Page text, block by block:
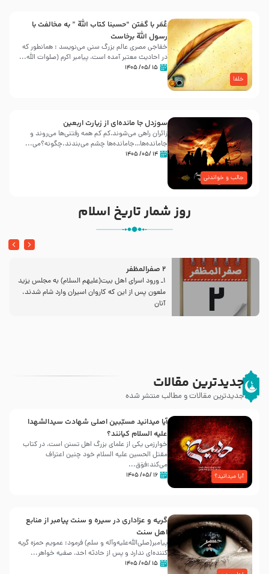
خلفا
عُمَر با گفتن “حسبنا كتاب اللّه ” به مخالفت با
رسول اللّه برخاست
خفاجی مصری عالم بزرگ سنی می‌نویسد : همانطور که
در احادیث معتبر آمده است، پیامبر اکرم (صلوات اللّه...
۱۵ /۰۵/ ۱۴۰۵
جالب و خواندنی
سوزدل جا مانده‌ای از زیارت اربعین
زائران راهی می‌شوند،کم‌ کم همه رفتنی‌ها می‌روند و
جامانده‌ها…جامانده‌ها چشم می‌بندند.چگونه؟می‌...
۱۴ /۰۵/ ۱۴۰۵
روز شمار تاریخ اسلام
2 صفرالمظفر
1ـ ورود اسراى اهل بیت‌(علیهم السلام) به مجلس یزید
ملعون پس از این كه كاروان اسیران وارد شام شدند،
آنان
جدیدترین مقالات
جدیدترین مقالات و مطالب منتشر شده
آیا میدانید؟
آیا میدانید مسبّبین اصلی شهادت سیدالشهدا
علیه ‌السلام کیانند؟
خوارزمی یکی از علمای بزرگ اهل تسنن است، در کتاب
مقتل الحسین علیه ‌السلام خود چنین اعتراف
می‌کند:فوَق...
۱۶ /۰۵/ ۱۴۰۵
گریه و عزاداری در سیره و سنت پیامبر از منابع
اهل سنت
پیامبر(صلی‌الله‌علیه‌وآله و سلم) فرمود: عمویم حمزه گریه
کننده‌ای ندارد و پس از حادثه احد، صفیه خواهر...
۱۵ /۰۵/ ۱۴۰۵